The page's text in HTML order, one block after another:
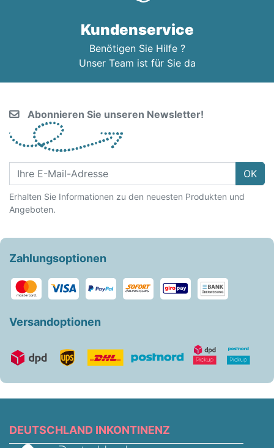
Kundenservice
Benötigen Sie Hilfe ?
Unser Team ist für Sie da
Abonnieren Sie unseren Newsletter!
OK
Erhalten Sie Informationen zu den neuesten Produkten und
Angeboten.
Zahlungsoptionen
Versandoptionen
DEUTSCHLAND INKONTINENZ